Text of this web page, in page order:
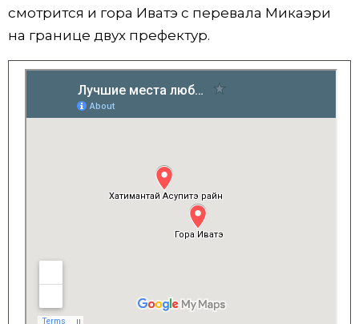
смотрится и гора Иватэ с перевала Микаэри
на границе двух префектур.